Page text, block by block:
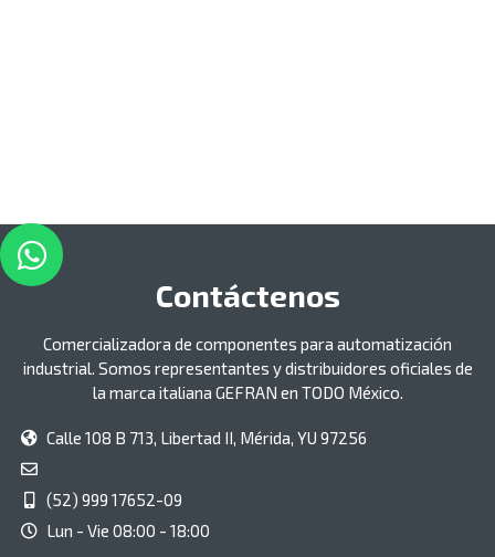
Contáctenos
Comercializadora de componentes para automatización
industrial. Somos representantes y distribuidores oficiales de
la marca italiana GEFRAN en TODO México.
Calle 108 B 713, Libertad II, Mérida, YU 97256
(52) 999 17652-09
Lun - Vie 08:00 - 18:00